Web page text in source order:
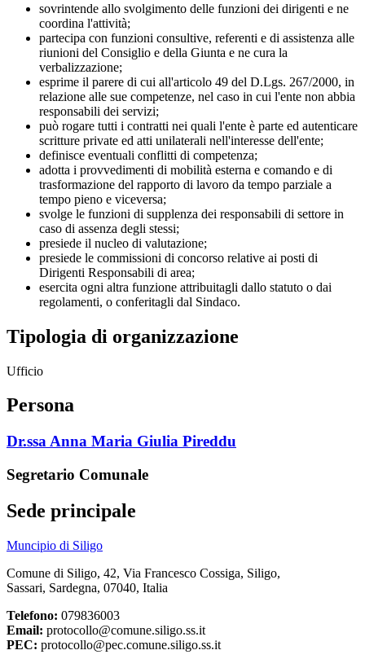
sovrintende allo svolgimento delle funzioni dei dirigenti e ne
coordina l'attività;
partecipa con funzioni consultive, referenti e di assistenza alle
riunioni del Consiglio e della Giunta e ne cura la
verbalizzazione;
esprime il parere di cui all'articolo 49 del D.Lgs. 267/2000, in
relazione alle sue competenze, nel caso in cui l'ente non abbia
responsabili dei servizi;
può rogare tutti i contratti nei quali l'ente è parte ed autenticare
scritture private ed atti unilaterali nell'interesse dell'ente;
definisce eventuali conflitti di competenza;
adotta i provvedimenti di mobilità esterna e comando e di
trasformazione del rapporto di lavoro da tempo parziale a
tempo pieno e viceversa;
svolge le funzioni di supplenza dei responsabili di settore in
caso di assenza degli stessi;
presiede il nucleo di valutazione;
presiede le commissioni di concorso relative ai posti di
Dirigenti Responsabili di area;
esercita ogni altra funzione attribuitagli dallo statuto o dai
regolamenti, o conferitagli dal Sindaco.
Tipologia di organizzazione
Ufficio
Persona
Dr.ssa Anna Maria Giulia Pireddu
Segretario Comunale
Sede principale
Muncipio di Siligo
Comune di Siligo, 42, Via Francesco Cossiga, Siligo,
Sassari, Sardegna, 07040, Italia
Telefono: 079836003
Email: protocollo@comune.siligo.ss.it
PEC: protocollo@pec.comune.siligo.ss.it